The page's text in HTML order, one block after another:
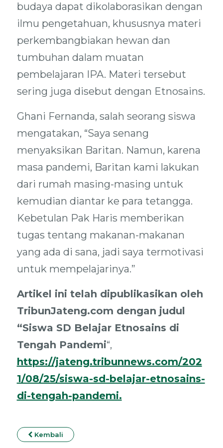
budaya dapat dikolaborasikan dengan
ilmu pengetahuan, khususnya materi
perkembangbiakan hewan dan
tumbuhan dalam muatan
pembelajaran IPA. Materi tersebut
sering juga disebut dengan Etnosains.
Ghani Fernanda, salah seorang siswa
mengatakan, “Saya senang
menyaksikan Baritan. Namun, karena
masa pandemi, Baritan kami lakukan
dari rumah masing-masing untuk
kemudian diantar ke para tetangga.
Kebetulan Pak Haris memberikan
tugas tentang makanan-makanan
yang ada di sana, jadi saya termotivasi
untuk mempelajarinya.”
Artikel ini telah dipublikasikan oleh
TribunJateng.com dengan judul
“Siswa SD Belajar Etnosains di
Tengah Pandemi“,
https://jateng.tribunnews.com/202
1/08/25/siswa-sd-belajar-etnosains-
di-tengah-pandemi.
Kembali